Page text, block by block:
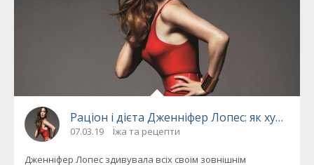
Раціон і дієта Дженніфер Лопес: як худне
07.03.19 Їжа та рецепти
Дженніфер Лопес здивувала всіх своїм зовнішнім